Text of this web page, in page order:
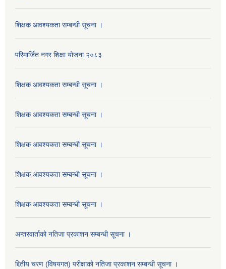
शिक्षक आवश्यकता सम्बन्धी सूचना ।
परिमार्जित नगर शिक्षा योजना २०८३
शिक्षक आवश्यकता सम्बन्धी सूचना ।
शिक्षक आवश्यकता सम्बन्धी सूचना ।
शिक्षक आवश्यकता सम्बन्धी सूचना ।
शिक्षक आवश्यकता सम्बन्धी सूचना ।
शिक्षक आवश्यकता सम्बन्धी सूचना ।
अन्तरवार्ताको नतिजा प्रकाशन सम्बन्धी सूचना ।
द्दितीय चरण (विषयगत) परीक्षाको नतिजा प्रकाशन सम्बन्धी सूचना ।